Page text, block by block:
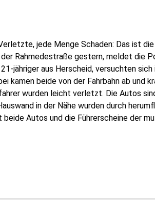
jede Menge Schaden: Das ist
Rahmedestraße gestern, meldet die
jähriger aus Herscheid, versuchten
kamen beide von der Fahrbahn ab und
wurden leicht verletzt. Die Autos
in der Nähe wurden durch
Autos und die Führerscheine der